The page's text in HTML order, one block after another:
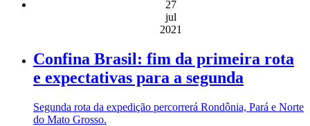
27
jul
2021
Confina Brasil: fim da primeira rota
e expectativas para a segunda
Segunda rota da expedição percorrerá Rondônia, Pará e Norte
do Mato Grosso.